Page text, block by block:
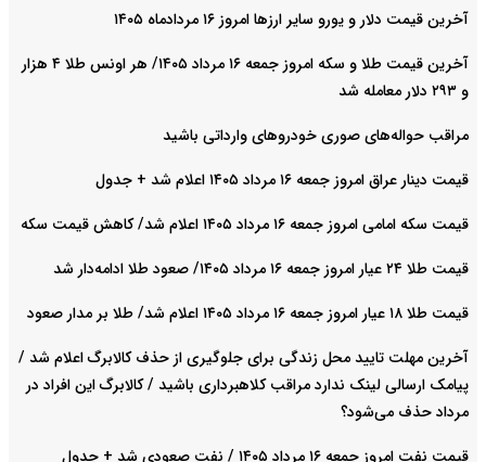
آخرین قیمت دلار و یورو سایر ارزها امروز ۱۶ مردادماه ۱۴۰۵
آخرین قیمت طلا و سکه امروز جمعه ۱۶ مرداد ۱۴۰۵/ هر اونس طلا ۴ هزار
و ٢٩٣ دلار معامله شد
مراقب حواله‌های صوری خودروهای وارداتی باشید
قیمت دینار عراق امروز جمعه ۱۶ مرداد ۱۴۰۵ اعلام شد + جدول
قیمت سکه امامی امروز جمعه ۱۶ مرداد ۱۴۰۵ اعلام شد/ کاهش قیمت سکه
قیمت طلا ۲۴ عیار امروز جمعه ۱۶ مرداد ۱۴۰۵/ صعود طلا ادامه‌دار شد
قیمت طلا ۱۸ عیار امروز جمعه ۱۶ مرداد ۱۴۰۵ اعلام شد/ طلا بر مدار صعود
آخرین مهلت تایید محل زندگی برای جلوگیری از حذف کالابرگ اعلام شد /
پیامک ارسالی لینک ندارد مراقب کلاهبرداری باشید / کالابرگ این افراد در
مرداد حذف می‌شود؟
قیمت نفت امروز جمعه ۱۶ مرداد ۱۴۰۵ / نفت صعودی شد + جدول